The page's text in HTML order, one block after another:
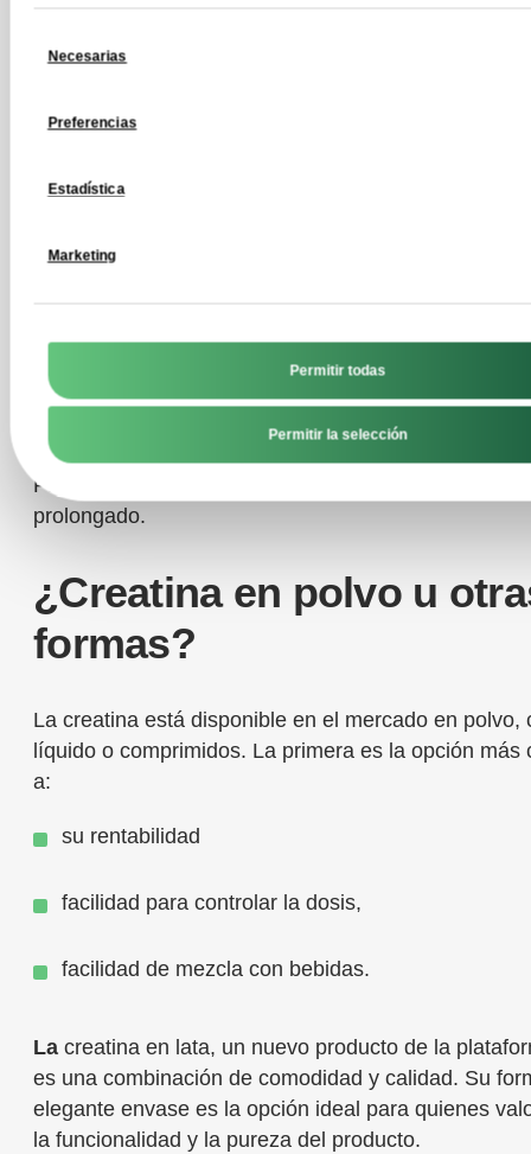
deNecesarias
Preferencias
Estadística
Marketing
Permitir todas
Permitir la selección
problemas estomacales (a dosis elevadas),
aumento de peso (debido al aumento de agua y
Las contraindicaciones para su uso incluyen:
enfermedad renal (especialmente con
uso no acorde con el consejo médico
embarazo y lactancia (estudios insuficientes)
Para las personas sanas, la creatina es segura,
prolongado.
¿Creatina en polvo u
formas?
La creatina está disponible en el mercado en polvo,
líquido o comprimidos. La primera es la opción más
a:
su rentabilidad
facilidad para controlar la dosis,
facilidad de mezcla con bebidas.
La creatina en lata, un nuevo producto de la
es una combinación de comodidad y calidad. Su
elegante envase es la opción ideal para quienes
la funcionalidad y la pureza del producto.